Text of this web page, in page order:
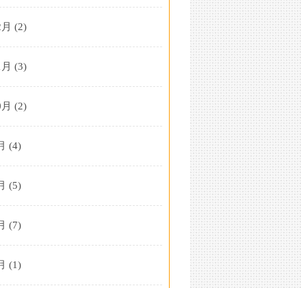
(2)
(3)
(2)
(4)
(5)
(7)
(1)